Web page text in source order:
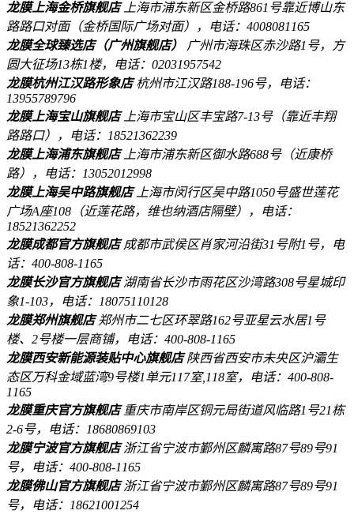
龙膜上海金桥旗舰店 上海市浦东新区金桥路861号靠近博山东
路路口对面（金桥国际广场对面），电话：4008081165
龙膜全球臻选店（广州旗舰店）
广州市海珠区赤沙路1号，方
圆大征场13栋1楼，电话：02031957542
龙膜杭州江汉路形象店杭州市江汉路188-196号，电话：
13955789796
龙膜上海宝山旗舰店 上海市宝山区丰宝路7-13号（靠近丰翔
路路口），电话：18521362239
龙膜上海浦东旗舰店 上海市浦东新区御水路688号（近康桥
路），电话：13052012998
龙膜上海吴中路旗舰店 上海市闵行区吴中路1050号盛世莲花
广场A座108（近莲花路，维也纳酒店隔壁），电话：
18521362252
龙膜成都官方旗舰店成都市武侯区肖家河沿街31号附1号，电
话：400-808-1165
龙膜长沙官方旗舰店湖南省长沙市雨花区沙湾路308号星城印
象1-103，电话：18075110128
龙膜郑州旗舰店郑州市二七区环翠路162号亚星云水居1号
楼、2号楼一层商铺，电话：400-808-1165
龙膜西安新能源装贴中心旗舰店陕西省西安市未央区沪灞生
态区万科金域蓝湾9号楼1单元117室,118室，电话：400-808-
1165
龙膜重庆官方旗舰店重庆市南岸区铜元局街道风临路1号21栋
2-6号，电话：18680869103
龙膜宁波官方旗舰店浙江省宁波市鄞州区麟寓路87号89号91
号，电话：400-808-1165
龙膜佛山官方旗舰店浙江省宁波市鄞州区麟寓路87号89号91
号，电话：18621001254